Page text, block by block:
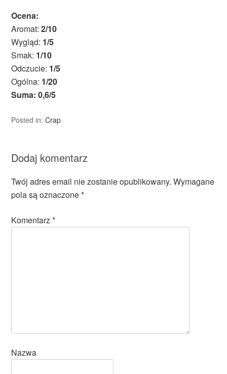
Ocena:
Aromat:2/10
Wygląd: 1/5
Smak: 1/10
Odczucie: 1/5
Ogólna: 1/20
Suma: 0,6/5
Posted in:Crap
Dodaj komentarz
Twój adres email nie zostanie opublikowany. Wymagane
pola są oznaczone*
Komentarz*
Nazwa